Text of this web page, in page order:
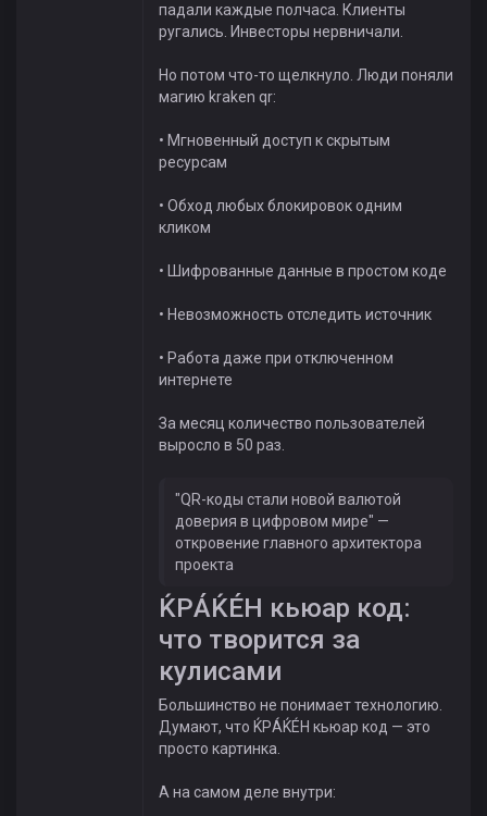
падали каждые полчаса. Клиенты
ругались. Инвесторы нервничали.
Но потом что-то щелкнуло. Люди поняли
магию kraken qr:
• Мгновенный доступ к скрытым
ресурсам
• Обход любых блокировок одним
кликом
• Шифрованные данные в простом коде
• Невозможность отследить источник
• Работа даже при отключенном
интернете
За месяц количество пользователей
выросло в 50 раз.
"QR-коды стали новой валютой
доверия в цифровом мире" —
откровение главного архитектора
проекта
ЌРÁЌÉH кьюар код:
что творится за
кулисами
Большинство не понимает технологию.
Думают, что ЌРÁЌÉH кьюар код — это
просто картинка.
А на самом деле внутри: